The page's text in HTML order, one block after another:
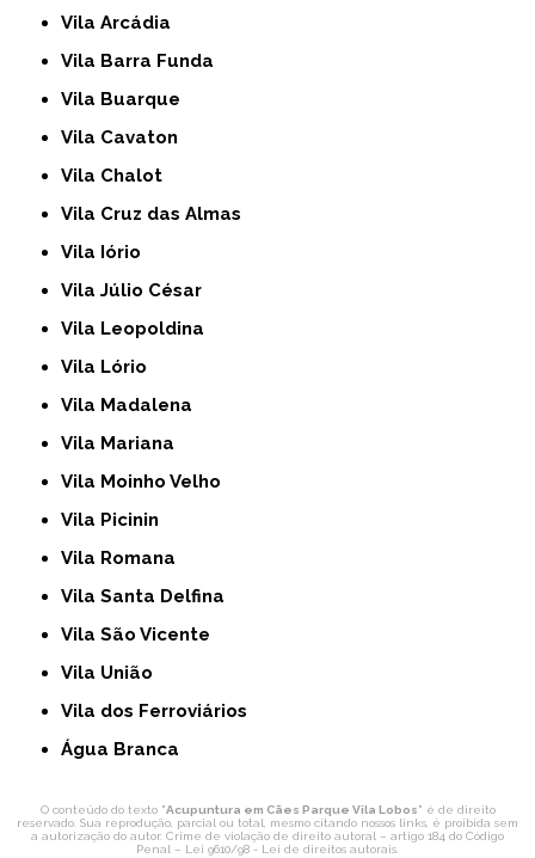
Vila Arcádia
Vila Barra Funda
Vila Buarque
Vila Cavaton
Vila Chalot
Vila Cruz das Almas
Vila Iório
Vila Júlio César
Vila Leopoldina
Vila Lório
Vila Madalena
Vila Mariana
Vila Moinho Velho
Vila Picinin
Vila Romana
Vila Santa Delfina
Vila São Vicente
Vila União
Vila dos Ferroviários
Água Branca
O conteúdo do texto "Acupuntura em Cães Parque Vila Lobos" é de direito
reservado. Sua reprodução, parcial ou total, mesmo citando nossos links, é proibida sem
a autorização do autor. Crime de violação de direito autoral – artigo 184 do Código
Penal – Lei 9610/98 - Lei de direitos autorais.